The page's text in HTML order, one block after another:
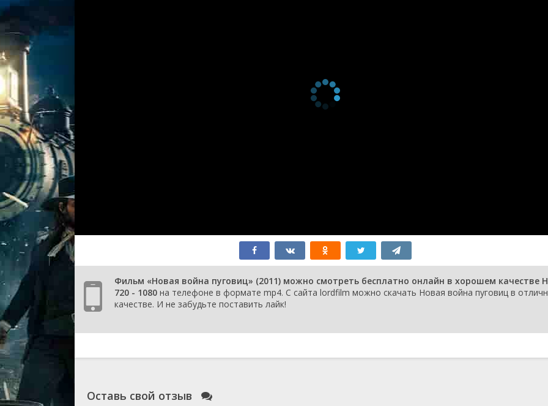
Фильм «Новая война пуговиц» (2011) можно смотреть бесплатно онлайн в хорошем качестве
720 - 1080 на телефоне в формате mp4. С сайта lordfilm можно скачать Новая война пуговиц в
качестве. И не забудьте поставить лайк!
Оставь свой отзыв